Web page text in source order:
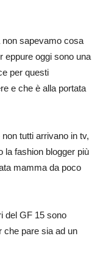
sapevamo cosa
eppure oggi sono una
per questi
e che è alla portata
tutti arrivano in tv,
la fashion blogger più
mamma da poco
del GF 15 sono
che pare sia ad un